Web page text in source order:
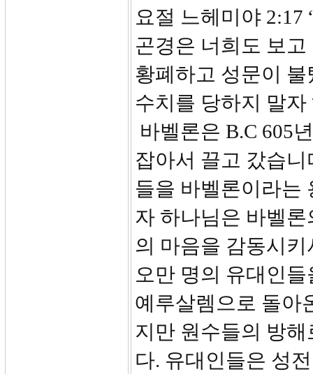
요절 느헤미야
곤경은 너희도 보
황폐하고 성문이
수치를 당하지 말자
바벨론은 B.C 605
잡아서 끌고 갔습
들을 바벨론이라는
자 하나님은 바벨
의 마음을 감동시
오만 명의 유대인
예루살렘으로 돌아
지만 원수들의 방
다. 유대인들은 성